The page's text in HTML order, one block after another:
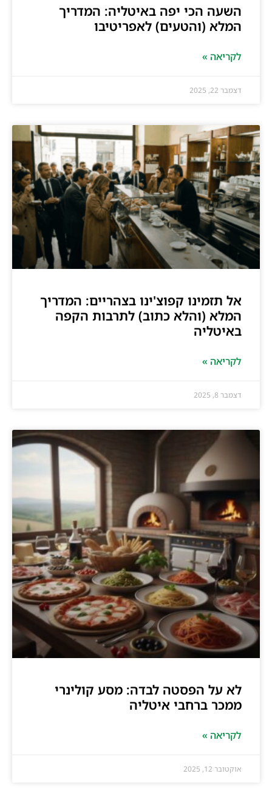
השעה הכי יפה באיטליה: המדריך
המלא (והטעים) לאפריטיבו
לקריאה »
דצמבר 22, 2025
אל תזמינו קפוצ'ינו בצהריים: המדריך
המלא (והלא כתוב) לתרבות הקפה
באיטליה
לקריאה »
דצמבר 8, 2025
לא על הפסטה לבדה: מסע קולינרי
ממכר ברחבי איטליה
לקריאה »
אוקטובר 12, 2025